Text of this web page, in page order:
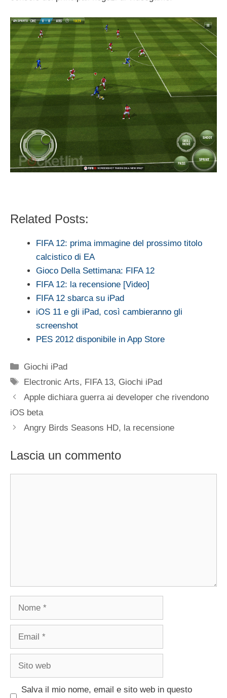
Related Posts:
FIFA 12: prima immagine del prossimo titolo
calcistico di EA
Gioco Della Settimana: FIFA 12
FIFA 12: la recensione [Video]
FIFA 12 sbarca su iPad
iOS 11 e gli iPad, così cambieranno gli
screenshot
PES 2012 disponibile in App Store
Categorie
Giochi iPad
Tag
Electronic Arts, FIFA 13, Giochi iPad
Apple dichiara guerra ai developer che rivendono
iOS beta
Angry Birds Seasons HD, la recensione
Lascia un commento
Nome
Email
Sito
Salva il mio nome, email e sito web in questo